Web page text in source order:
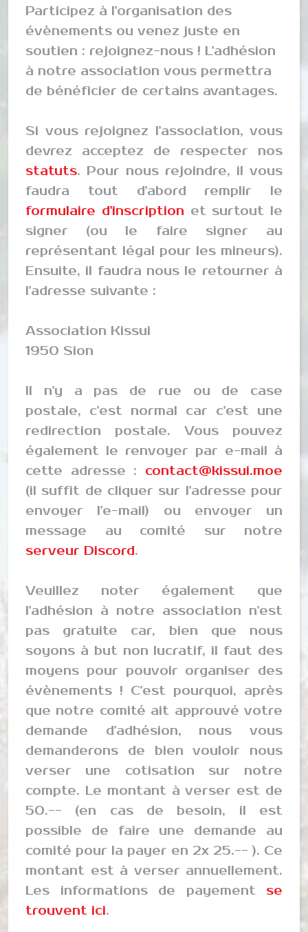
Participez à l'organisation des
évènements ou venez juste en
soutien : rejoignez-nous ! L'adhésion
à notre association vous permettra
de bénéficier de certains avantages.
Si vous rejoignez l'association, vous
devrez acceptez de respecter nos
statuts. Pour nous rejoindre, il vous
faudra tout d'abord remplir le
formulaire d'inscription et surtout le
signer (ou le faire signer au
représentant légal pour les mineurs).
Ensuite, il faudra nous le retourner à
l'adresse suivante :
Association Kissui
1950 Sion
Il n'y a pas de rue ou de case
postale, c'est normal car c'est une
redirection postale. Vous pouvez
également le renvoyer par e-mail à
cette adresse : contact@kissui.moe
(il suffit de cliquer sur l'adresse pour
envoyer l'e-mail) ou envoyer un
message au comité sur notre
serveur Discord.
Veuillez noter également que
l'adhésion à notre association n'est
pas gratuite car, bien que nous
soyons à but non lucratif, il faut des
moyens pour pouvoir organiser des
évènements ! C'est pourquoi, après
que notre comité ait approuvé votre
demande d'adhésion, nous vous
demanderons de bien vouloir nous
verser une cotisation sur notre
compte. Le montant à verser est de
50.-- (en cas de besoin, il est
possible de faire une demande au
comité pour la payer en 2x 25.-- ). Ce
montant est à verser annuellement.
Les informations de payement se
trouvent ici.